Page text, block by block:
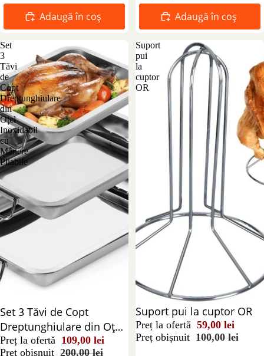
Adaugă în coș Adaugă în coș
Set
3
Tăvi
de
Copt
Dreptunghiulare
din
Oțel
Inoxidabil
cu
Mânere
Pliabile
Reducere 46%
Set 3 Tăvi de Copt
Dreptunghiulare din Oțel
Inoxidabil cu Mânere
Preț la ofertă 109,00 lei
Preț obișnuit 200,00 lei
Suport
pui
la
cuptor
OR
Stoc epuizat
Suport pui la cuptor OR
Preț la ofertă 59,00 lei
Preț obișnuit 100,00 lei